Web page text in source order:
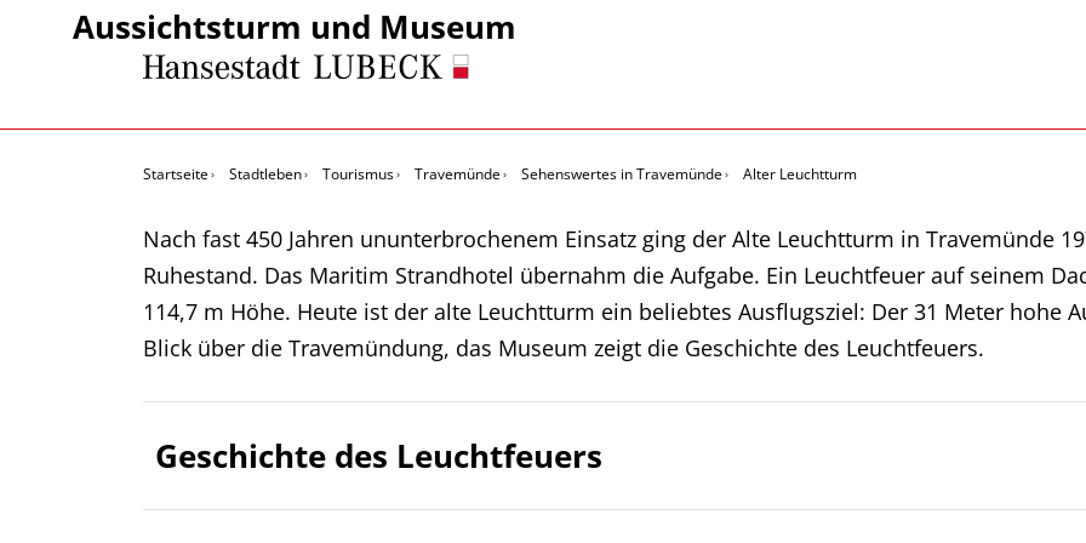
Aussichtsturm und Museum
Startseite Stadtleben Tourismus Travemünde Sehenswertes in Travemünde Alter Leuchtturm
Nach fast 450 Jahren ununterbrochenem Einsatz ging der Alte Leuchtturm in Travemünde
Ruhestand. Das Maritim Strandhotel übernahm die Aufgabe. Ein Leuchtfeuer auf seinem
114,7 m Höhe. Heute ist der alte Leuchtturm ein beliebtes Ausflugsziel: Der 31 Meter hohe
Blick über die Travemündung, das Museum zeigt die Geschichte des Leuchtfeuers.
Geschichte des Leuchtfeuers